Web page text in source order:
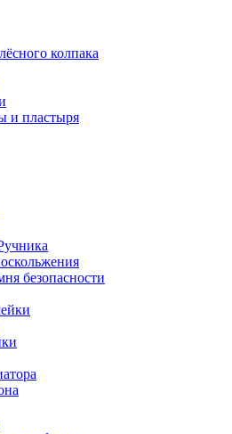
колпака
и пластыря
безопасности